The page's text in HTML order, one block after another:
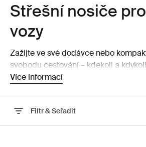
Střešní nosiče
vozy
Zažijte ve své dodávce nebo
svobodu cestování – kdekoli a
prostoru vám naše flexibilní systémy
Více informací
Filtr & Seřadit